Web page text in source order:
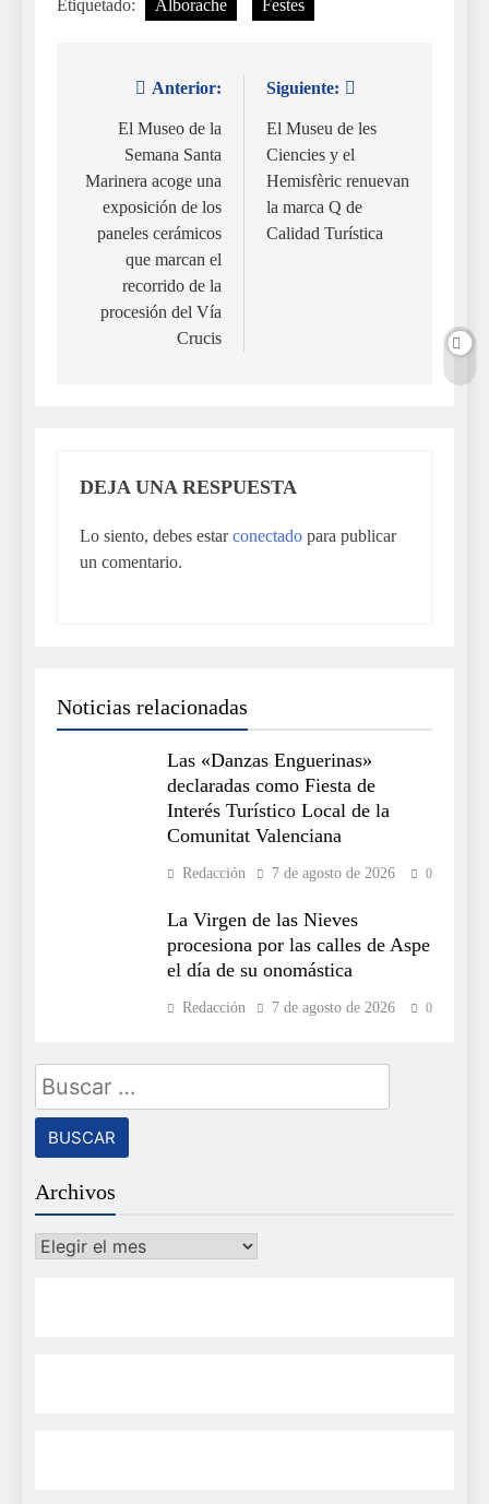
Etiquetado: Alborache Festes
Navegación
entradas
Anterior:
El Museo de la
Semana Santa
Marinera acoge una
exposición de los
paneles cerámicos
que marcan el
recorrido de la
procesión del Vía
Crucis
Siguiente:
El Museu de les
Ciencies y el
Hemisfèric renuevan
la marca Q de
Calidad Turística
DEJA UNA RESPUESTA
Lo siento, debes estarconectado para publicar
un comentario.
Noticias relacionadas
Las «Danzas Enguerinas»
declaradas como Fiesta de
Interés Turístico Local de la
Comunitat Valenciana
Redacción 7 de agosto de 2026 0
La Virgen de las Nieves
procesiona por las calles de Aspe
el día de su onomástica
Redacción 7 de agosto de 2026 0
Buscar:
Archivos
Archivos